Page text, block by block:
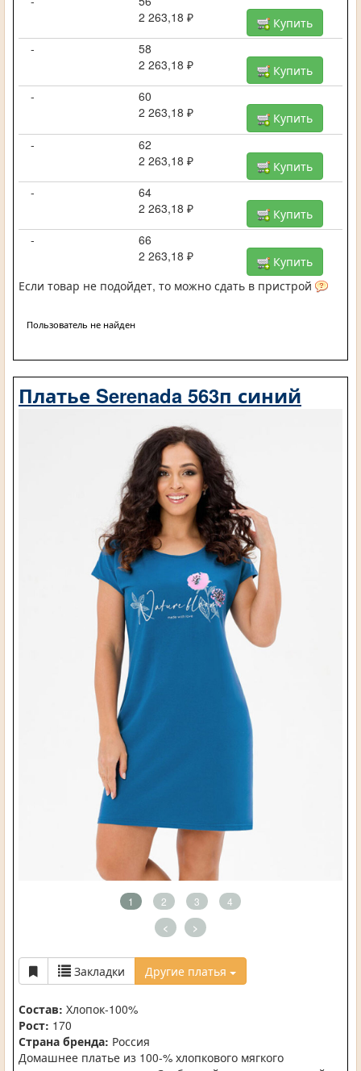
2 263,18 ₽
Купить
-
58
2 263,18 ₽
Купить
-
60
2 263,18 ₽
Купить
-
62
2 263,18 ₽
Купить
-
64
2 263,18 ₽
Купить
-
66
2 263,18 ₽
Купить
Если товар не подойдет, то можно сдать в пристрой
Пользователь не найден
Платье Serenada 563п синий
1 2 3 4
< >
Закладки Другие платья
Состав: Хлопок-100%
Рост: 170
Страна бренда: Россия
Домашнее платье из 100-% хлопкового мягкого